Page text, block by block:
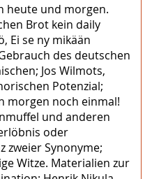
heute und morgen.
Brot kein daily
Ei se ny mikään
des deutschen
Jos Wilmots,
Potenzial;
morgen noch einmal!
und anderen
oder
zweier Synonyme;
Witze. Materialien zur